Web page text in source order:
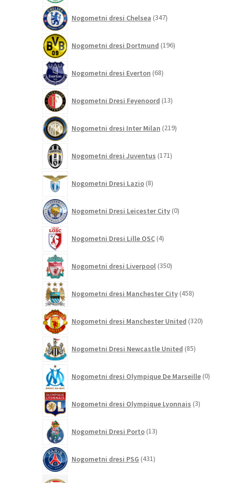
Nogometni dresi Chelsea 347izdelkov
Nogometni dresi Dortmund 196izdelkov
Nogometni dresi Everton 68izdelkov
Nogometni Dresi Feyenoord 13izdelkov
Nogometni dresi Inter Milan 219izdelkov
Nogometni dresi Juventus 171izdelkov
Nogometni Dresi Lazio 8izdelkov
Nogometni Dresi Leicester City 0izdelkov
Nogometni Dresi Lille OSC 4izdelki
Nogometni dresi Liverpool 350izdelkov
Nogometni dresi Manchester City 458izdelkov
Nogometni dresi Manchester United 320izdelkov
Nogometni Dresi Newcastle United 85izdelkov
Nogometni dresi Olympique De Marseille 0
Nogometni dresi Olympique Lyonnais 3izdelki
Nogometni Dresi Porto 13izdelkov
Nogometni dresi PSG 431izdelkov